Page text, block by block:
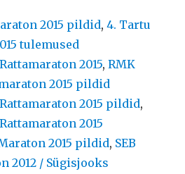
2015 pildid,4. Tartu
tulemused
2015,RMK
2015 pildid
2015 pildid,
2015
2015 pildid, SEB
2012 / Sügisjooks